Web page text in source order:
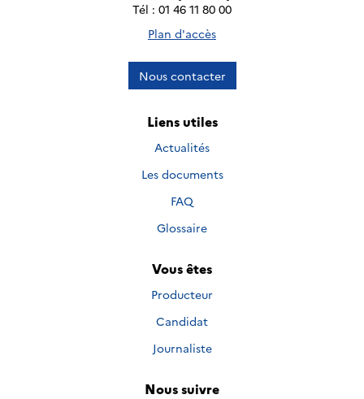
Tél : 01 46 11 80 00
Plan d'accès
Nous contacter
Liens utiles
Actualités
Les documents
FAQ
Glossaire
Vous êtes
Producteur
Candidat
Journaliste
Nous suivre